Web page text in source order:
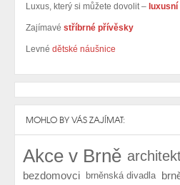
Luxus, který si můžete dovolit – luxusní
Zajímavé stříbrné přívěsky
Levné dětské náušnice
MOHLO BY VÁS ZAJÍMAT:
Akce v Brně
bezdomovci brněnská divadla